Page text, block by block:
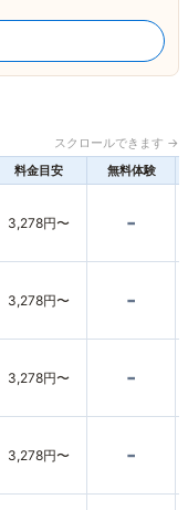
スクロールできます →
料金目安 無料体験
3,278円〜 -
3,278円〜 -
3,278円〜 -
3,278円〜 -